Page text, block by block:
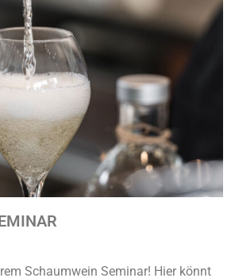
Schaumwein Seminar! Hier könnt